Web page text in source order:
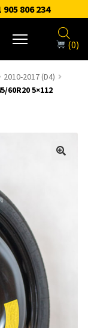
905 806 234
(0)
2010-2017 (D4)
60R20 5×112